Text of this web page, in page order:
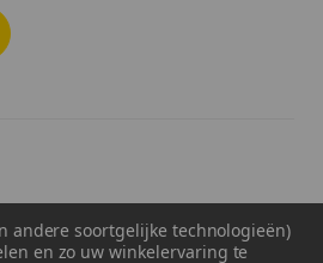
andere soortgelijke technologieën)
en zo uw winkelervaring te